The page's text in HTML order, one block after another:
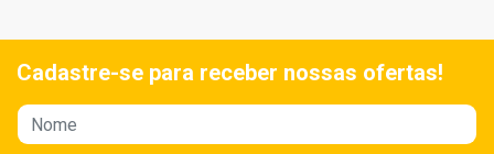
Cadastre-se para receber nossas ofertas!